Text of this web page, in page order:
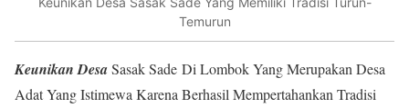
Temurun
Keunikan DesaSasak Sade Di Lombok Yang Merupakan Desa
Adat Yang Istimewa Karena Berhasil Mempertahankan Tradisi